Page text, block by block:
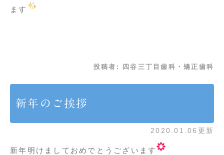
ます
投稿者: 四谷三丁目歯科・矯正歯科
新年のご挨拶
2020.01.06更新
新年明けましておめでとうございます